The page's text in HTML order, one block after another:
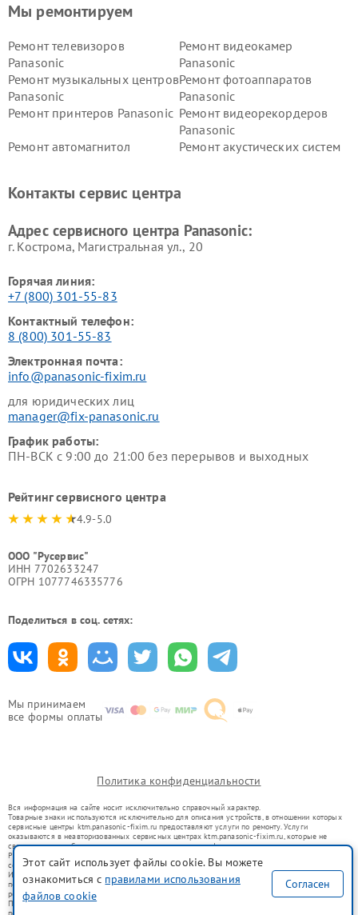
Мы принимаем
все формы оплаты
Мы ремонтируем
Ремонт телевизоров
Panasonic
Ремонт видеокамер
Panasonic
Ремонт музыкальных центров
Panasonic
Ремонт фотоаппаратов
Panasonic
Ремонт принтеров Panasonic Ремонт видеорекордеров
Panasonic
Ремонт автомагнитол
Ремонт акустических систем
панелей Panasonic
Контакты сервис центра
Адрес сервисного центра Panasonic:
г. Кострома, Магистральная ул., 20
Горячая линия:
+7 (800) 301-55-83
Контактный телефон:
8 (800) 301-55-83
Электронная почта:
info@panasonic-fixim.ru
для юридических лиц
manager@fix-panasonic.ru
График работы:
ПН-ВСК с 9:00 до 21:00 без перерывов и выходных
Рейтинг сервисного центра
4.9-5.0
ООО "Русервис"
ИНН 7702633247
ОГРН 1077746335776
Поделиться в соц. сетях:
Политика конфиденциальности
Вся информация на сайте носит исключительно справочный характер.
Товарные знаки используются исключительно для описания устройств, в отношении которых
сервисные центры ktm.panasonic-fixim.ru предоставляют услуги по ремонту. Услуги
оказываются в неавторизованных сервисных центрах ktm.panasonic-fixim.ru, которые не
связаны с правообладателями товарных знаков или их официальными представителями.
Ремонт осуществляется для устройств, уже введенных в гражданский оборот в соответствии
со статьей 1487 ГК РФ.
Использование товарных знаков не преследует цели индивидуализации услуг или введения
потребителей в заблуждение, а служит для информирования о предоставляемых услугах по
ремонту техники указанных брендов.
Представленная на сайте информация не является публичной офертой, определяемой
Этот сайт использует файлы cookie. Вы можете
ознакомиться с правилами использования
файлов cookie
Согласен